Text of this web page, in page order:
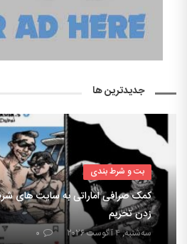
جدیدترین ها
بت و شرط بندی
کمک صرافی اماراتی به سایت های
زدن تحریم
سه‌شنبه, ۴ آگوست ۲۰۲۶ ۰